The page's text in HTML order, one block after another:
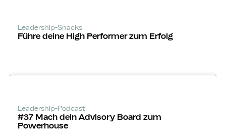
Leadership-Snacks
Führe deine High Performer zum Erfolg
Leadership-Podcast
#37 Mach dein Advisory Board zum
Powerhouse